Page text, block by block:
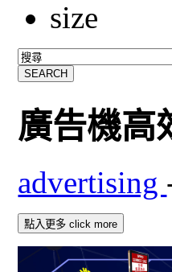
廣告機高
advertising
點入更多 click more